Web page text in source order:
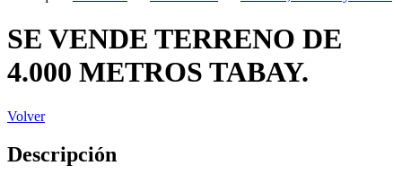
SE VENDE TERRENO DE
4.000 METROS TABAY.
Volver
Descripción